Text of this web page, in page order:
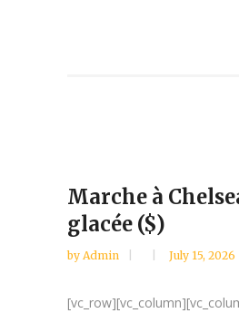
Marche à
glacée ($)
by Admin July 15, 2026